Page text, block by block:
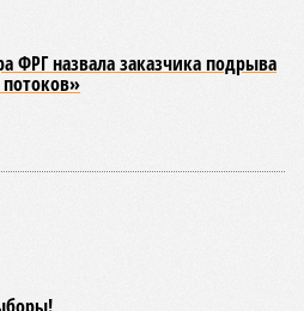
ФРГ назвала заказчика подрыва